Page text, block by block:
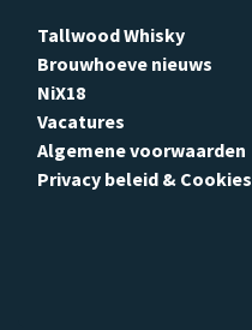
Tallwood Whisky
Brouwhoeve nieuws
NiX18
Vacatures
Algemene voorwaarden
Privacy beleid & Cookies